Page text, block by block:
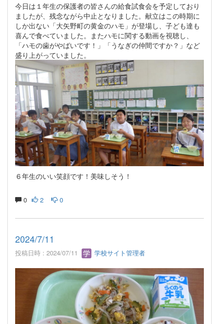
今日は１年生の保護者の皆さんの給食試食会を予定しており
ましたが、残念ながら中止となりました。献立はこの時期に
しか出ない「大矢野町の黄金のハモ」が登場し、子ども達も
喜んで食べていました。またハモに関する動画を視聴し、
「ハモの歯がやばいです！」「うなぎの仲間ですか？」など
盛り上がっていました。
６年生のいい笑顔です！美味しそう！
0 2 0
2024/7/11
投稿日時 : 2024/07/11 学校サイト管理者